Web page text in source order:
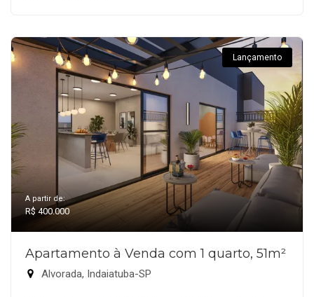
Lançamento
A partir de:
R$ 400.000
Apartamento à Venda com 1 quarto, 51m²
Alvorada, Indaiatuba-SP